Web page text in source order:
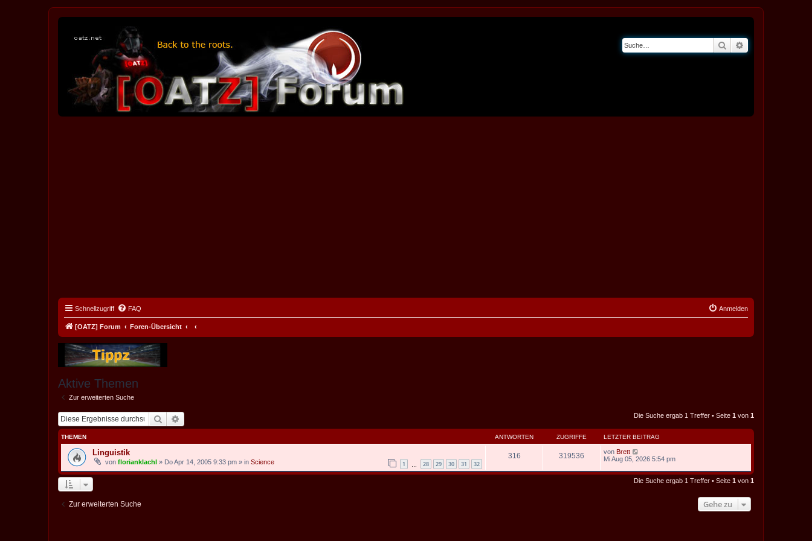
Suche
Schnellzugriff FAQ Anmelden
[OATZ] Forum Foren-Übersicht
Aktive Themen
Zur erweiterten Suche
Suche Die Suche ergab 1 Treffer • Seite 1 von 1
THEMEN ANTWORTEN ZUGRIFFE LETZTER BEITRAG
Linguistik
von florianklachl » Do Apr 14, 2005 9:33 pm » in Science 1 28 29 30 31 32
316 319536 von Brett
Mi Aug 05, 2026 5:54 pm
Die Suche ergab 1 Treffer • Seite 1 von 1
Zur erweiterten Suche Gehe zu